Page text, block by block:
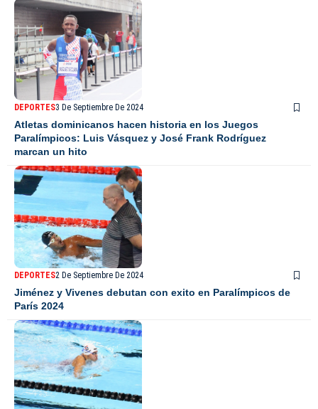
DEPORTES3 De Septiembre De 2024
Atletas dominicanos hacen historia en los Juegos
Paralímpicos: Luis Vásquez y José Frank Rodríguez
marcan un hito
DEPORTES2 De Septiembre De 2024
Jiménez y Vivenes debutan con exito en Paralímpicos de
París 2024